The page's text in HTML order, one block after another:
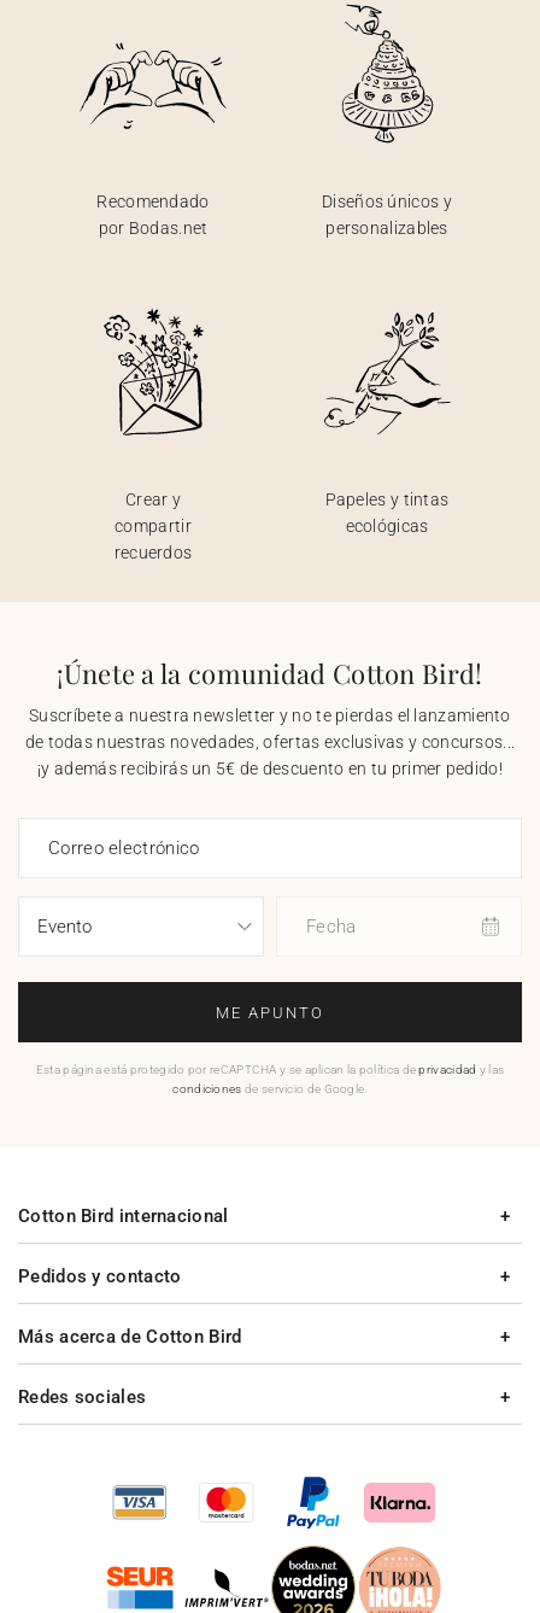
Recomendado
por Bodas.net
Diseños únicos y
personalizables
Crear y
compartir
recuerdos
Papeles y tintas
ecológicas
¡Únete a la comunidad Cotton Bird!
Suscríbete a nuestra newsletter y no te pierdas el lanzamiento
de todas nuestras novedades, ofertas exclusivas y concursos...
¡y además recibirás un 5€ de descuento en tu primer pedido!
Correo electrónico
Fecha
ME APUNTO
Esta página está protegido por reCAPTCHA y se aplican la política deprivacidad y las
condiciones de servicio de Google.
Pedidos y contacto
Más acerca de Cotton Bird
Cotton Bird internacional
Redes sociales